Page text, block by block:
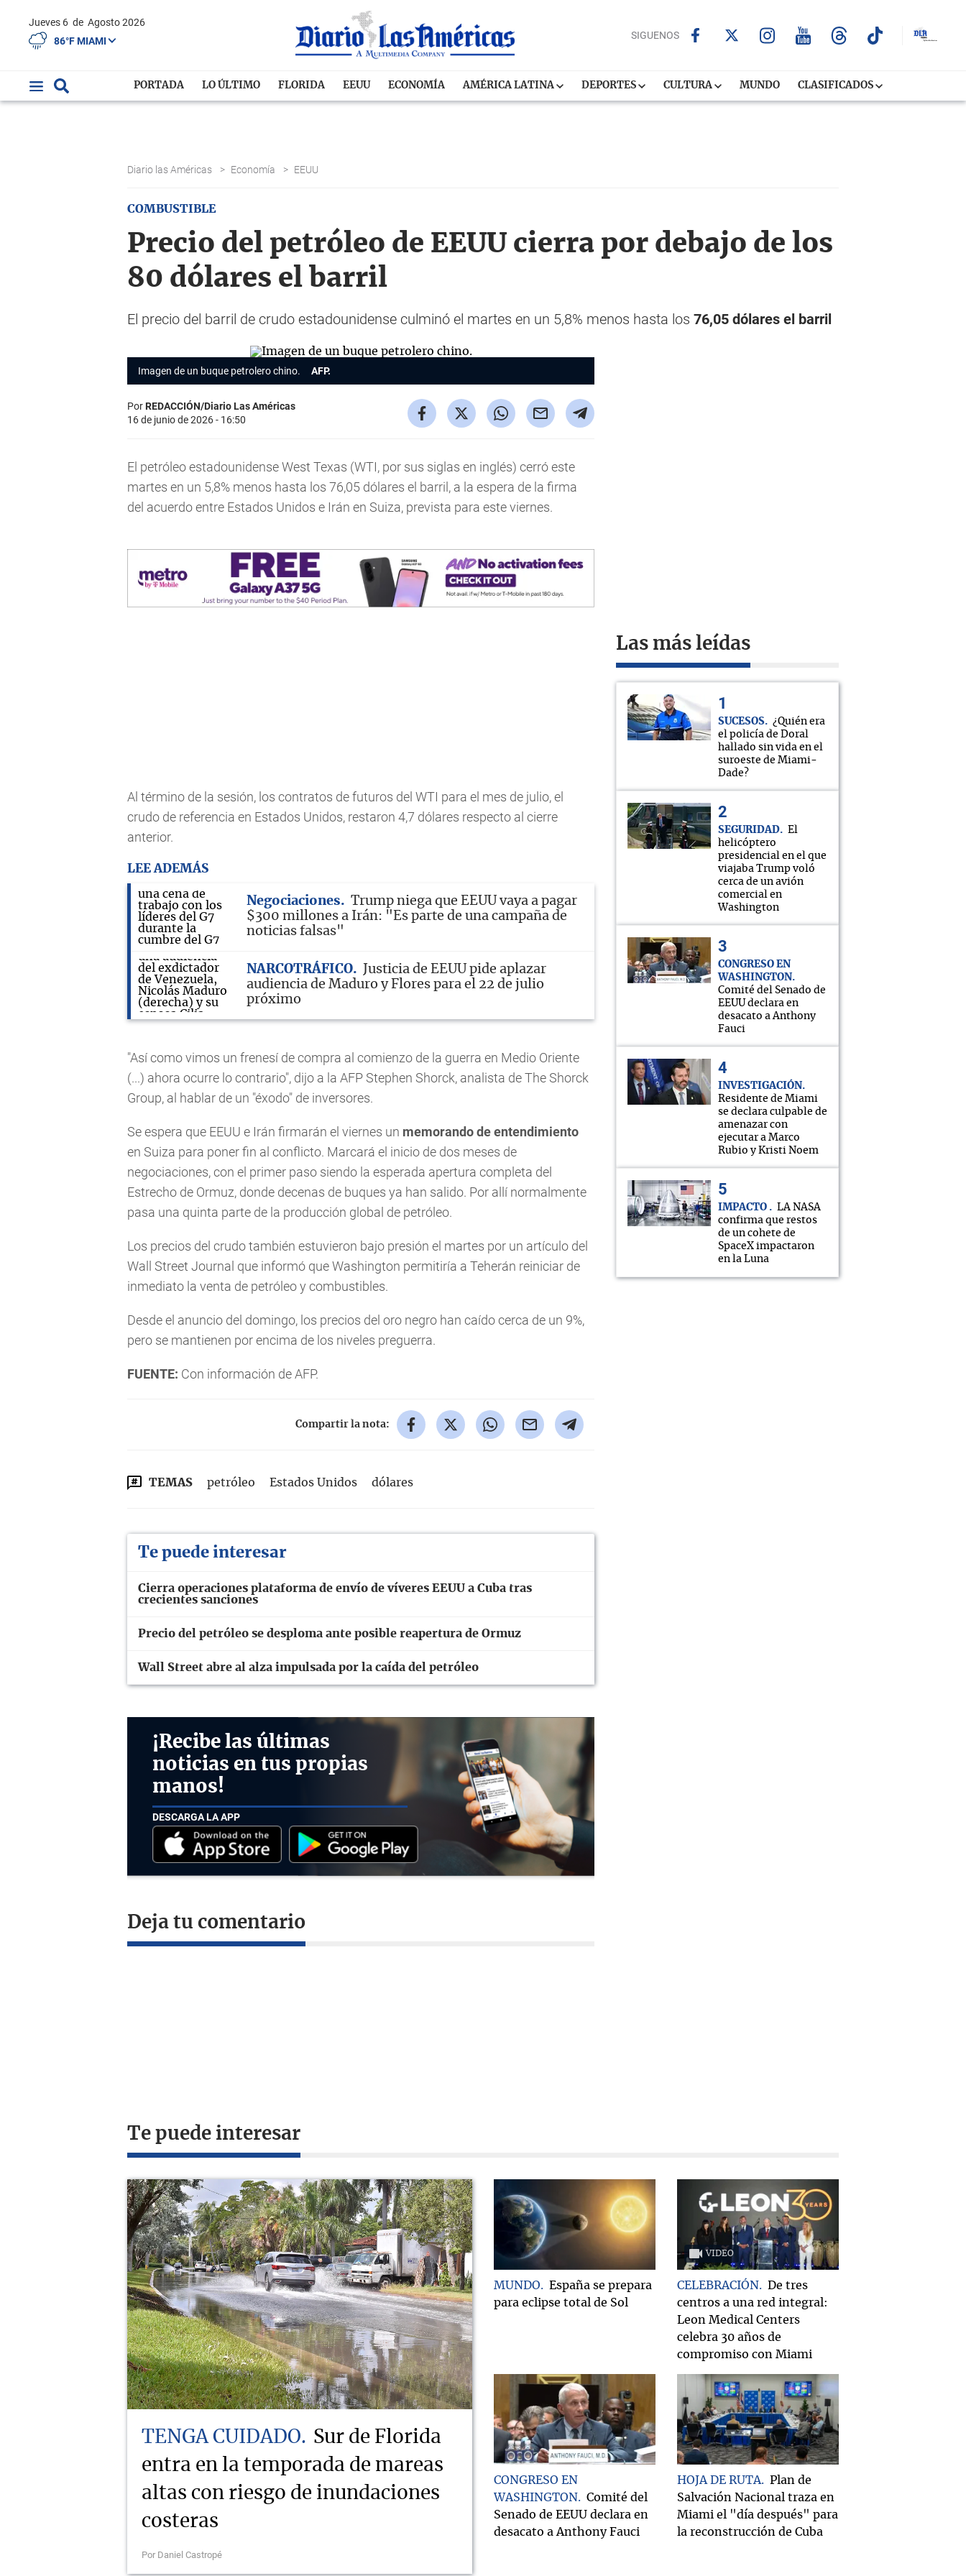
Jueves 6 de Agosto 2026
86°F MIAMI
SIGUENOS
PORTADA LO ÚLTIMO FLORIDA EEUU ECONOMÍA AMÉRICA LATINA DEPORTES CULTURA MUNDO CLASIFICADOS
Diario las Américas > Economía > EEUU
COMBUSTIBLE
Precio del petróleo de EEUU cierra por debajo de los
80 dólares el barril
El precio del barril de crudo estadounidense culminó el martes en un 5,8% menos hasta los 76,05 dólares el barril
Imagen de un buque petrolero chino. AFP.
PorREDACCIÓN/Diario Las Américas
16 de junio de 2026 - 16:50
El petróleo estadounidense West Texas (WTI, por sus siglas en inglés) cerró este
martes en un 5,8% menos hasta los 76,05 dólares el barril, a la espera de la firma
del acuerdo entre Estados Unidos e Irán en Suiza, prevista para este viernes.
Al término de la sesión, los contratos de futuros del WTI para el mes de julio, el
crudo de referencia en Estados Unidos, restaron 4,7 dólares respecto al cierre
anterior.
LEE ADEMÁS
Negociaciones
Trump niega que EEUU vaya a pagar
$300 millones a Irán: "Es parte de una campaña de
noticias falsas"
NARCOTRÁFICO
Justicia de EEUU pide aplazar
audiencia de Maduro y Flores para el 22 de julio
próximo
"Así como vimos un frenesí de compra al comienzo de la guerra en Medio Oriente
(...) ahora ocurre lo contrario", dijo a la AFP Stephen Shorck, analista de The Shorck
Group, al hablar de un "éxodo" de inversores.
Se espera que EEUU e Irán firmarán el viernes un memorando de entendimiento
en Suiza para poner fin al conflicto. Marcará el inicio de dos meses de
negociaciones, con el primer paso siendo la esperada apertura completa del
Estrecho de Ormuz, donde decenas de buques ya han salido. Por allí normalmente
pasa una quinta parte de la producción global de petróleo.
Los precios del crudo también estuvieron bajo presión el martes por un artículo del
Wall Street Journal que informó que Washington permitiría a Teherán reiniciar de
inmediato la venta de petróleo y combustibles.
Desde el anuncio del domingo, los precios del oro negro han caído cerca de un 9%,
pero se mantienen por encima de los niveles preguerra.
FUENTE: Con información de AFP.
Compartir la nota:
TEMAS petróleo Estados Unidos dólares
Te puede interesar
Cierra operaciones plataforma de envío de víveres EEUU a Cuba tras
crecientes sanciones
Precio del petróleo se desploma ante posible reapertura de Ormuz
Wall Street abre al alza impulsada por la caída del petróleo
¡Recibe las últimas
noticias en tus propias
manos!
DESCARGA LA APP
Deja tu comentario
Las más leídas
SUCESOS
¿Quién era
el policía de Doral
hallado sin vida en el
suroeste de Miami-
Dade?
SEGURIDAD
El
helicóptero
presidencial en el que
viajaba Trump voló
cerca de un avión
comercial en
Washington
CONGRESO EN
WASHINGTON
Comité del Senado de
EEUU declara en
desacato a Anthony
Fauci
INVESTIGACIÓN
Residente de Miami
se declara culpable de
amenazar con
ejecutar a Marco
Rubio y Kristi Noem
IMPACTO
LA NASA
confirma que restos
de un cohete de
SpaceX impactaron
en la Luna
Te puede interesar
TENGA CUIDADO
Sur de Florida
entra en la temporada de mareas
altas con riesgo de inundaciones
costeras
Por Daniel Castropé
MUNDO
España se prepara
para eclipse total de Sol
VIDEO
CELEBRACIÓN
De tres
centros a una red integral:
Leon Medical Centers
celebra 30 años de
compromiso con Miami
CONGRESO EN
WASHINGTON
Comité del
Senado de EEUU declara en
desacato a Anthony Fauci
HOJA DE RUTA
Plan de
Salvación Nacional traza en
Miami el "día después" para
la reconstrucción de Cuba